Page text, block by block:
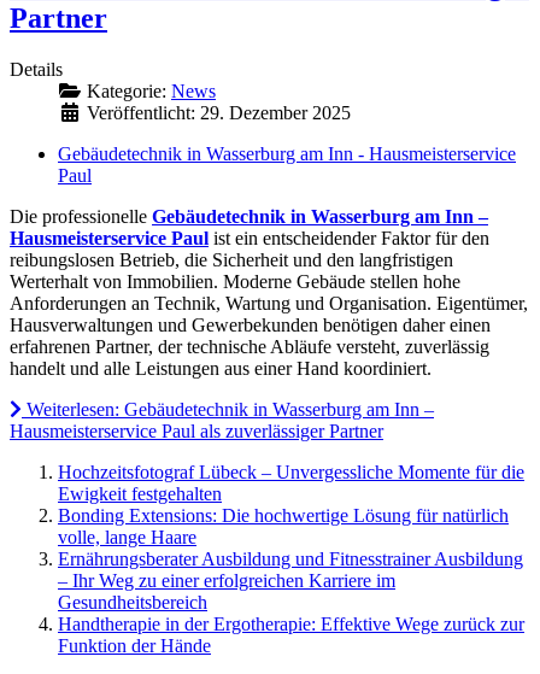
Partner
Details
Kategorie: News
Veröffentlicht: 29. Dezember 2025
Gebäudetechnik in Wasserburg am Inn - Hausmeisterservice
Paul
Die professionelle Gebäudetechnik in Wasserburg am Inn –
Hausmeisterservice Paul ist ein entscheidender Faktor für den
reibungslosen Betrieb, die Sicherheit und den langfristigen
Werterhalt von Immobilien. Moderne Gebäude stellen hohe
Anforderungen an Technik, Wartung und Organisation. Eigentümer,
Hausverwaltungen und Gewerbekunden benötigen daher einen
erfahrenen Partner, der technische Abläufe versteht, zuverlässig
handelt und alle Leistungen aus einer Hand koordiniert.
Weiterlesen: Gebäudetechnik in Wasserburg am Inn –
Hausmeisterservice Paul als zuverlässiger Partner
Hochzeitsfotograf Lübeck – Unvergessliche Momente für die
Ewigkeit festgehalten
Bonding Extensions: Die hochwertige Lösung für natürlich
volle, lange Haare
Ernährungsberater Ausbildung und Fitnesstrainer Ausbildung
– Ihr Weg zu einer erfolgreichen Karriere im
Gesundheitsbereich
Handtherapie in der Ergotherapie: Effektive Wege zurück zur
Funktion der Hände